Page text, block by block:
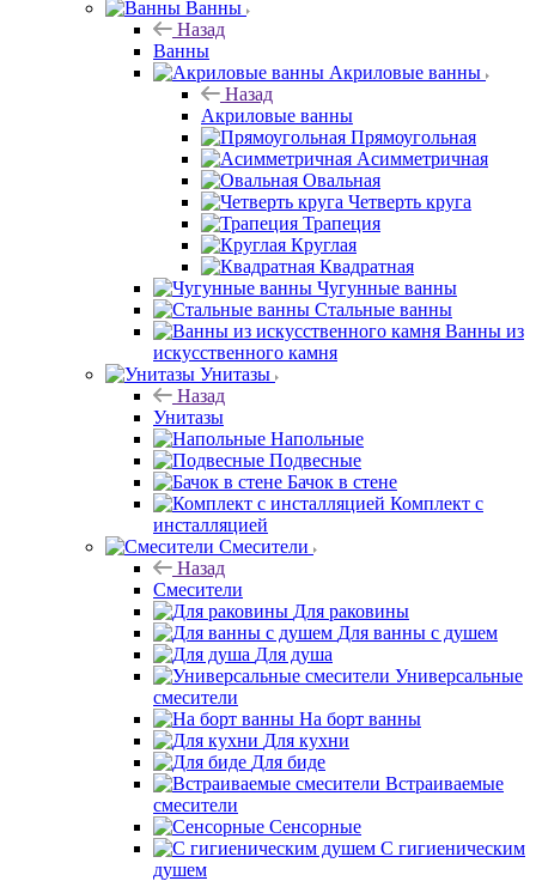
Ванны
Назад
Ванны
Акриловые ванны
Назад
Акриловые ванны
Прямоугольная
Асимметричная
Овальная
Четверть круга
Трапеция
Круглая
Квадратная
Чугунные ванны
Стальные ванны
Ванны из
искусственного камня
Унитазы
Назад
Унитазы
Напольные
Подвесные
Бачок в стене
Комплект с
инсталляцией
Смесители
Назад
Смесители
Для раковины
Для ванны с душем
Для душа
Универсальные
смесители
На борт ванны
Для кухни
Для биде
Встраиваемые
смесители
Сенсорные
С гигиеническим
душем